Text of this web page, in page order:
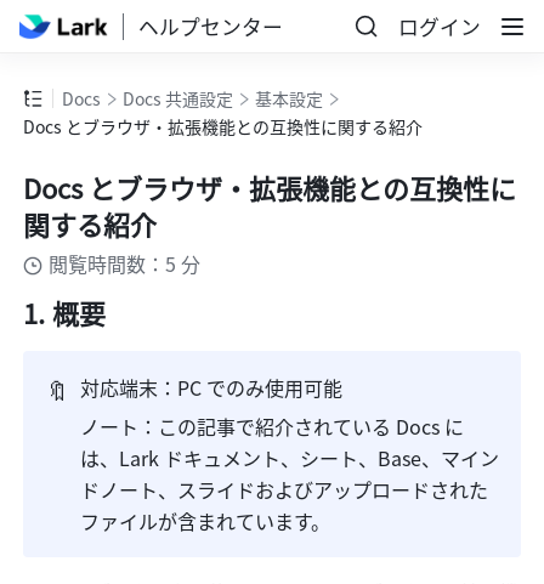
ヘルプセンター ログイン
Docs Docs 共通設定
基本設定
Docs とブラウザ・拡張機能との互換性に関する紹介
Docs とブラウザ・拡張機能との互換性に
関する紹介
閲覧時間数：5 分
概要
🔖
対応端末：PC でのみ使用可能
ノート：この記事で紹介されている Docs に
は、Lark ドキュメント、シート、Base、マイン
ドノート、スライドおよびアップロードされた
ファイルが含まれています。